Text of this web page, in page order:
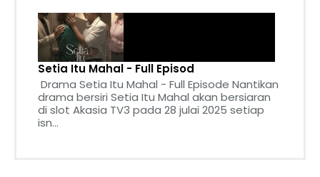
Setia Itu Mahal - Full Episod
Drama Setia Itu Mahal - Full Episode Nantikan
drama bersiri Setia Itu Mahal akan bersiaran
di slot Akasia TV3 pada 28 julai 2025 setiap
isn...